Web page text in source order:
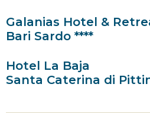
Galanias Hotel &
Bari Sardo ****
Hotel La Baja
Santa Caterina di